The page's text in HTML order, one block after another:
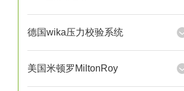
德国wika压力校验系统
美国米顿罗MiltonRoy